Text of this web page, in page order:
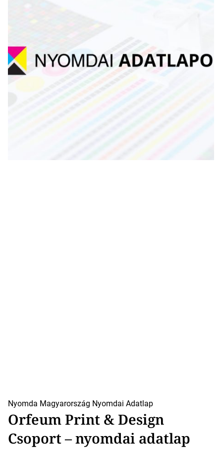
Nyomda Magyarország Nyomdai Adatlap
Orfeum Print & Design
Csoport – nyomdai adatlap